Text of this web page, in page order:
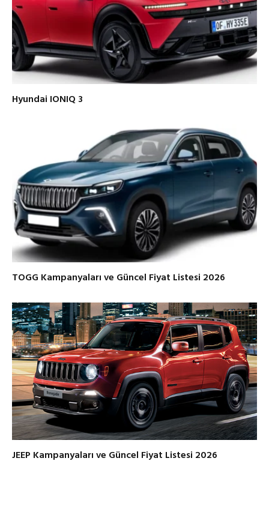
Hyundai IONIQ 3
TOGG Kampanyaları ve Güncel Fiyat Listesi 2026
JEEP Kampanyaları ve Güncel Fiyat Listesi 2026